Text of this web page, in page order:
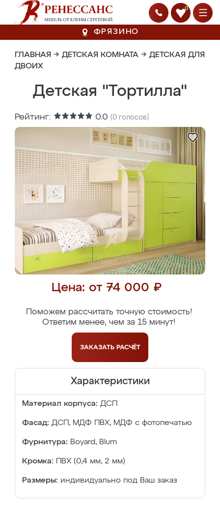
0
ФРЯЗИНО
ГЛАВНАЯ → ДЕТСКАЯ КОМНАТА → ДЕТСКАЯ ДЛЯ
ДВОИХ
Детская "Тортилла"
Рейтинг: 0.0 (0 голосов)
Цена: от 74 000 ₽
Поможем рассчитать точную стоимость!
Ответим менее, чем за 15 минут!
ЗАКАЗАТЬ РАСЧЁТ
Характеристики
Материал корпуса: ДСП
Фасад: ДСП, МДФ ПВХ, МДФ с фотопечатью
Фурнитура: Boyard, Blum
Кромка: ПВХ (0,4 мм, 2 мм)
Размеры: индивидуально под Ваш заказ